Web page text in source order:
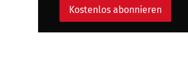
Kostenlos abonnieren